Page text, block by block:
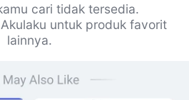
cari tidak tersedia.
untuk produk favorit
lainnya.